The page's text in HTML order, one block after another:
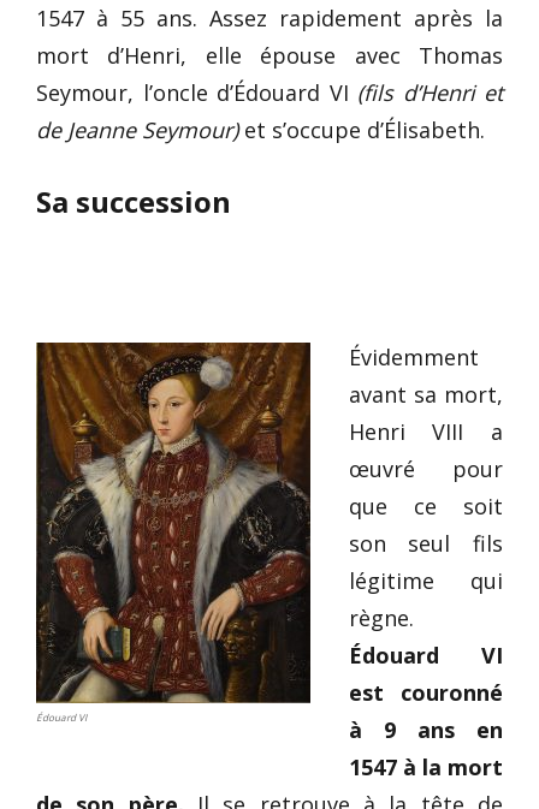
1547 à 55 ans. Assez rapidement après la
mort d’Henri, elle épouse avec Thomas
Seymour, l’oncle d’Édouard VI (fils d’Henri et
de Jeanne Seymour)et s’occupe d’Élisabeth.
Sa succession
Édouard VI
Évidemment
avant sa mort,
Henri VIII a
œuvré pour
que ce soit
son seul fils
légitime qui
règne.
Édouard VI
est couronné
à 9 ans en
1547 à la mort